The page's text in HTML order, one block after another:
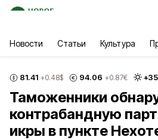
Новости Статьи Культура
81.41 +0.48$ 94.06 +0.87€ +35
Таможенники
контрабандную
икры в пункте